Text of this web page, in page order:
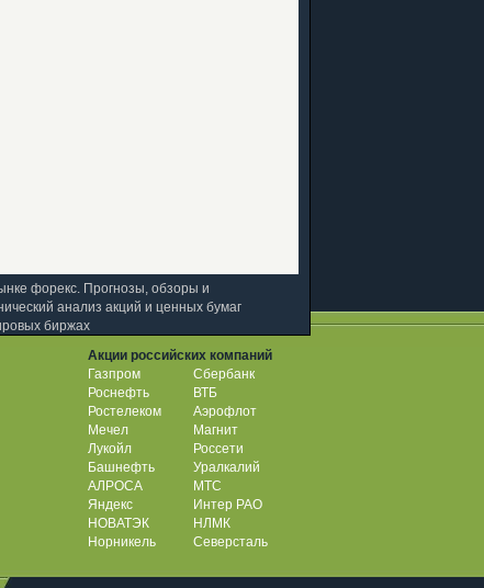
форекс. Прогнозы, обзоры и
анализ акций и ценных бумаг
биржах
Акции российских компаний
Газпром
Сбербанк
Роснефть
ВТБ
Ростелеком
Аэрофлот
Мечел
Магнит
Лукойл
Россети
Башнефть
Уралкалий
АЛРОСА
МТС
Яндекс
Интер РАО
НОВАТЭК
НЛМК
Норникель
Северсталь